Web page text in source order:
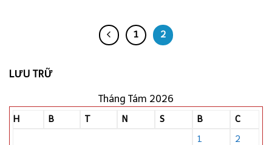
1 2
LƯU TRỮ
Tháng Tám 2026
H B T N S B C
1
2